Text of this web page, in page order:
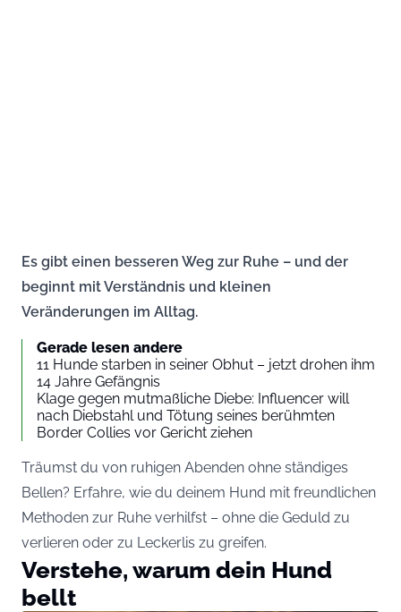
Es gibt einen besseren Weg zur Ruhe – und der
beginnt mit Verständnis und kleinen
Veränderungen im Alltag.
Gerade lesen andere
11 Hunde starben in seiner Obhut – jetzt drohen ihm
14 Jahre Gefängnis
Klage gegen mutmaßliche Diebe: Influencer will
nach Diebstahl und Tötung seines berühmten
Border Collies vor Gericht ziehen
Träumst du von ruhigen Abenden ohne ständiges
Bellen? Erfahre, wie du deinem Hund mit freundlichen
Methoden zur Ruhe verhilfst – ohne die Geduld zu
verlieren oder zu Leckerlis zu greifen.
Verstehe, warum dein Hund
bellt